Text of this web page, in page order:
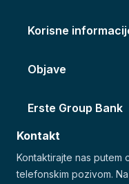
Korisne
Objave
Erste Group Bank
Kontakt
Kontaktirajte nas putem
telefonskim pozivom.